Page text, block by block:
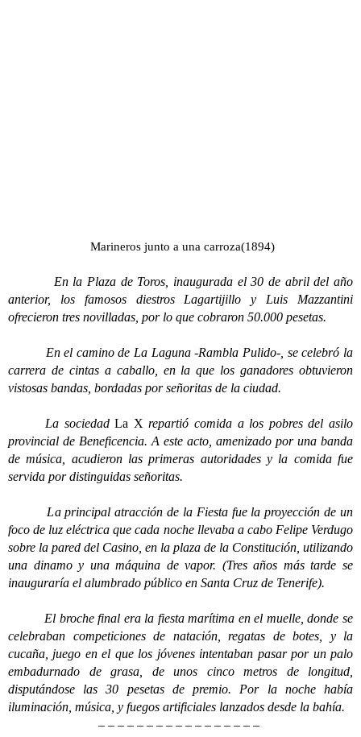
Marineros junto a una carroza(1894)
En la Plaza de Toros, inaugurada el 30 de abril del año
anterior, los famosos diestros Lagartijillo y Luis Mazzantini
ofrecieron tres novilladas, por lo que cobraron 50.000 pesetas.
En el camino de La Laguna -Rambla Pulido-, se celebró la
carrera de cintas a caballo, en la que los ganadores obtuvieron
vistosas bandas, bordadas por señoritas de la ciudad.
La sociedadLa X repartió comida a los pobres del asilo
provincial de Beneficencia. A este acto, amenizado por una banda
de música, acudieron las primeras autoridades y la comida fue
servida por distinguidas señoritas.
La principal atracción de la Fiesta fue la proyección de un
foco de luz eléctrica que cada noche llevaba a cabo Felipe Verdugo
sobre la pared del Casino, en la plaza de la Constitución, utilizando
una dinamo y una máquina de vapor. (Tres años más tarde se
inauguraría el alumbrado público en Santa Cruz de Tenerife).
El broche final era la fiesta marítima en el muelle, donde se
celebraban competiciones de natación, regatas de botes, y la
cucaña, juego en el que los jóvenes intentaban pasar por un palo
embadurnado de grasa, de unos cinco metros de longitud,
disputándose las 30 pesetas de premio. Por la noche había
iluminación, música, y fuegos artificiales lanzados desde la bahía.
– – – – – – – – – – – – – – – – –